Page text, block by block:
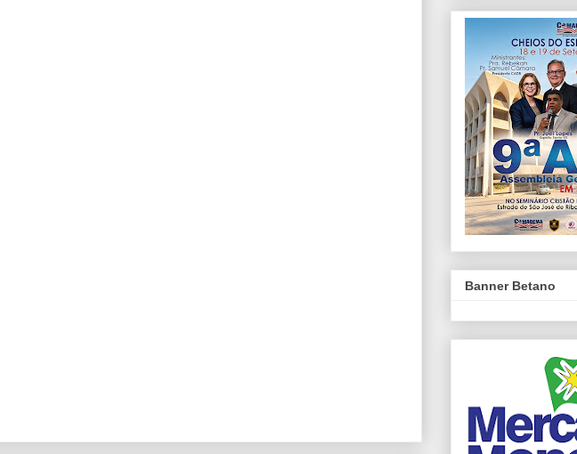
Banner Betano